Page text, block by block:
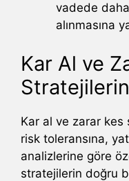
vadede daha
alınmasına
Kar Al ve
Kar al ve zarar kes
risk toleransına,
analizlerine göre
stratejilerin doğru